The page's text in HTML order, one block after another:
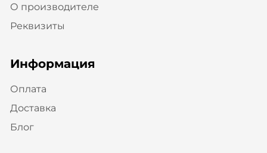
О производителе
Реквизиты
Информация
Оплата
Доставка
Блог